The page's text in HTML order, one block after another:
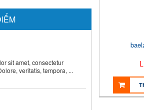
DẪN CAI SỮA CHO
ĐÚNG CÁCH NHANH VÀ
các chuyên gia dinh
và chăm sóc nhi, muốn
sit amet, consectetur
veritatis, tempora, ...